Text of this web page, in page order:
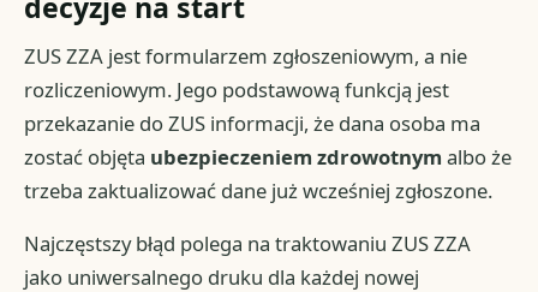
ZUS ZZA jest formularzem zgłoszeniowym, a nie
rozliczeniowym. Jego podstawową funkcją jest
przekazanie do ZUS informacji, że dana osoba ma
zostać objęta ubezpieczeniem zdrowotnym albo że
trzeba zaktualizować dane już wcześniej zgłoszone.
Najczęstszy błąd polega na traktowaniu ZUS ZZA
jako uniwersalnego druku dla każdej nowej